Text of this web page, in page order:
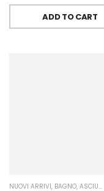
ADD TO CART
NUOVI ARRIVI, BAGNO, ASCIUGAMANI